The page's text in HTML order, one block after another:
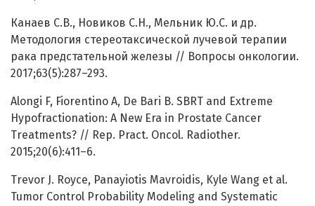
Канаев С.В., Новиков С.Н., Мельник Ю.С. и др.
Методология стереотаксической лучевой терапии
рака предстательной железы // Вопросы онкологии.
2017;63(5):287–293.
Alongi F, Fiorentino A, De Bari B. SBRT and Extreme
Hypofractionation: A New Era in Prostate Cancer
Treatments? // Rep. Pract. Oncol. Radiother.
2015;20(6):411–6.
Trevor J. Royce, Panayiotis Mavroidis, Kyle Wang et al.
Tumor Control Probability Modeling and Systematic